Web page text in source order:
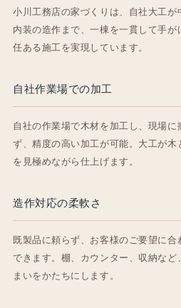
小川工務店の家づくりは、自社大工が
内装の造作まで、一棟を一貫して手
任ある施工を実現しています。
自社作業場での加工
自社の作業場で木材を加工し、現場
ず、精度の高い加工が可能。大工が木
を見極めながら仕上げます。
造作対応の柔軟さ
既製品に頼らず、お客様のご要望に
できます。棚、カウンター、収納な
まいをかたちにします。